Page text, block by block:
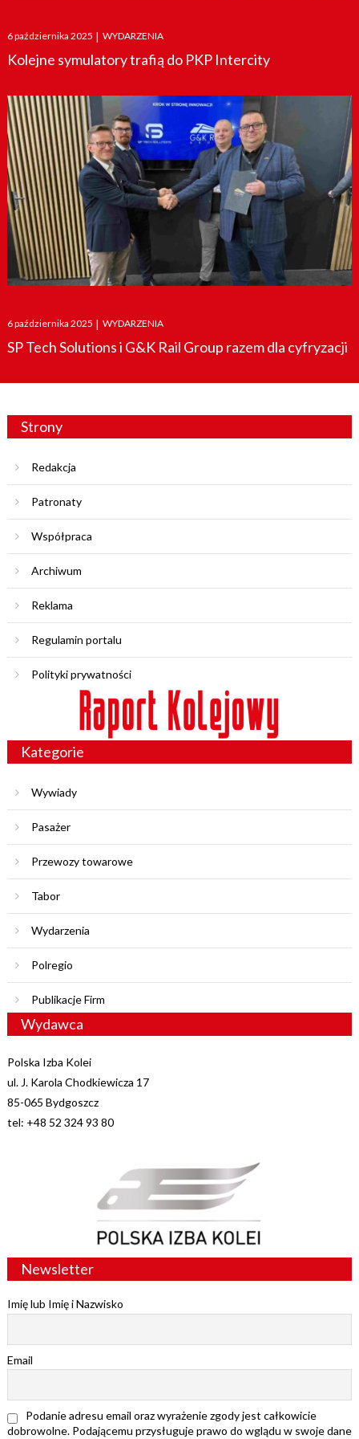
Posted
on
6 października 2025 | WYDARZENIA
Kolejne symulatory trafią do PKP Intercity
Posted
on
6 października 2025 | WYDARZENIA
SP Tech Solutions i G&K Rail Group razem dla cyfryzacji
Strony
Redakcja
Patronaty
Współpraca
Archiwum
Reklama
Regulamin portalu
Polityki prywatności
Kategorie
Wywiady
Pasażer
Przewozy towarowe
Tabor
Wydarzenia
Polregio
Publikacje Firm
Wydawca
Polska Izba Kolei
ul. J. Karola Chodkiewicza 17
85-065 Bydgoszcz
tel: +48 52 324 93 80
Newsletter
Imię lub Imię i Nazwisko
Email
Podanie adresu email oraz wyrażenie zgody jest całkowicie
dobrowolne. Podającemu przysługuje prawo do wglądu w swoje dane